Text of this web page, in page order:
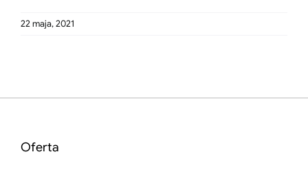
22 maja, 2021
Oferta